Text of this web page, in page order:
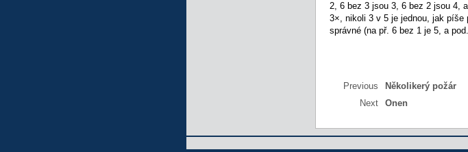
2, 6 bez 3 jsou 3, 6 bez 2 jsou 4,
3×, nikoli 3 v 5 je jednou, jak
správné (na př. 6 bez 1 je 5, a
Previous
Několikerý požár
Next
Onen